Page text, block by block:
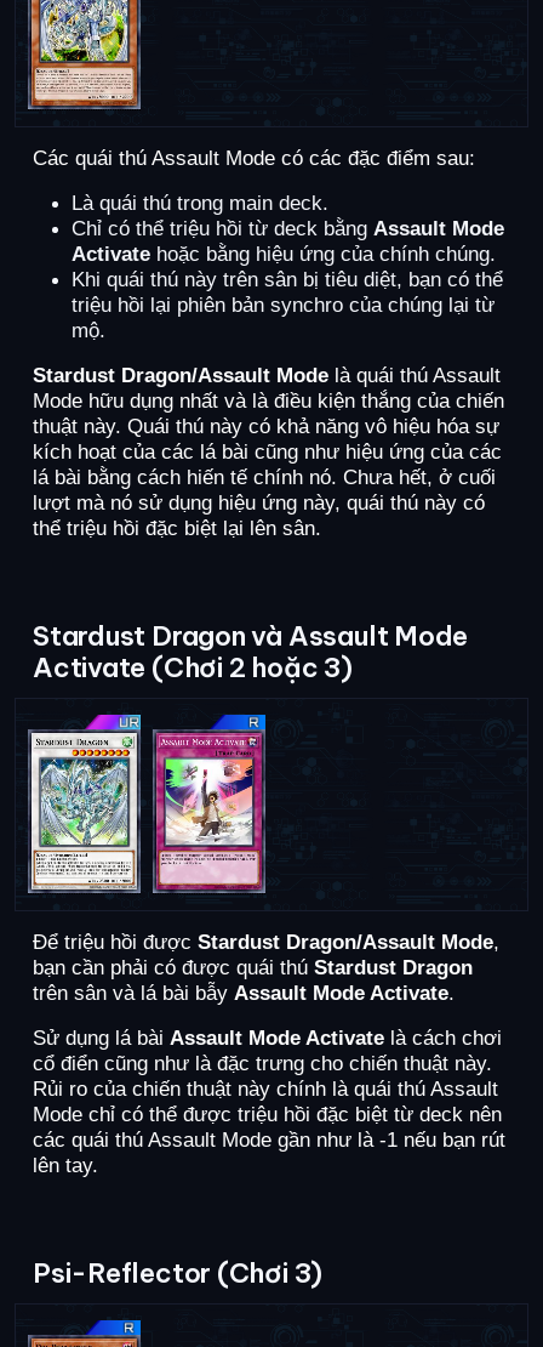
Các quái thú Assault Mode có các đặc điểm sau:
Là quái thú trong main deck.
Chỉ có thể triệu hồi từ deck bằng Assault Mode
Activate hoặc bằng hiệu ứng của chính chúng.
Khi quái thú này trên sân bị tiêu diệt, bạn có thể
triệu hồi lại phiên bản synchro của chúng lại từ
mộ.
Stardust Dragon/Assault Mode là quái thú Assault
Mode hữu dụng nhất và là điều kiện thắng của chiến
thuật này. Quái thú này có khả năng vô hiệu hóa sự
kích hoạt của các lá bài cũng như hiệu ứng của các
lá bài bằng cách hiến tế chính nó. Chưa hết, ở cuối
lượt mà nó sử dụng hiệu ứng này, quái thú này có
thể triệu hồi đặc biệt lại lên sân.
Stardust Dragon và Assault Mode
Activate (Chơi 2 hoặc 3)
Để triệu hồi được Stardust Dragon/Assault Mode,
bạn cần phải có được quái thú Stardust Dragon
trên sân và lá bài bẫy Assault Mode Activate.
Sử dụng lá bài Assault Mode Activate là cách chơi
cổ điển cũng như là đặc trưng cho chiến thuật này.
Rủi ro của chiến thuật này chính là quái thú Assault
Mode chỉ có thể được triệu hồi đặc biệt từ deck nên
các quái thú Assault Mode gần như là -1 nếu bạn rút
lên tay.
Psi-Reflector (Chơi 3)